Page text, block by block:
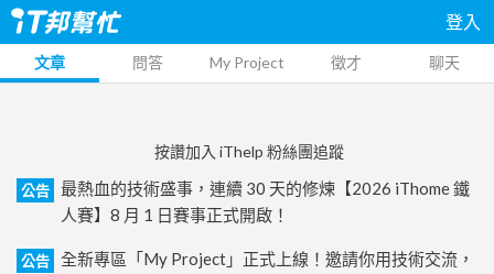
登入
文章 問答 My Project 徵才 聊天
按讚加入 iThelp 粉絲團追蹤
公告
最熱血的技術盛事，連續 30 天的修煉【2026 iThome 鐵
人賽】8 月 1 日賽事正式開啟！
公告
全新專區「My Project」正式上線！邀請你用技術交流，